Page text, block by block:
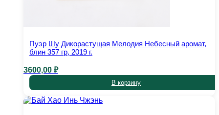
Пуэр Шу Дикорастущая Мелодия Небесный аромат,
блин 357 гр, 2019 г.
3600,00 ₽
В корзину